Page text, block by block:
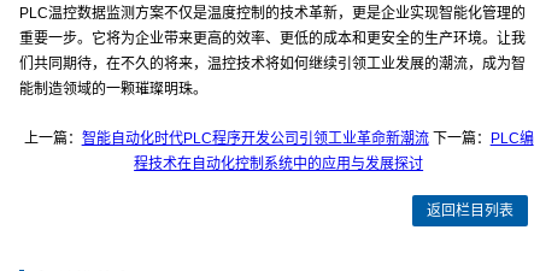
PLC温控数据监测方案不仅是温度控制的技术革新，更是企业实现智能化管理的
重要一步。它将为企业带来更高的效率、更低的成本和更安全的生产环境。让我
们共同期待，在不久的将来，温控技术将如何继续引领工业发展的潮流，成为智
能制造领域的一颗璀璨明珠。
上一篇： 智能自动化时代PLC程序开发公司引领工业革命新潮流下一篇：
PLC编
程技术在自动化控制系统中的应用与发展探讨
返回栏目列表